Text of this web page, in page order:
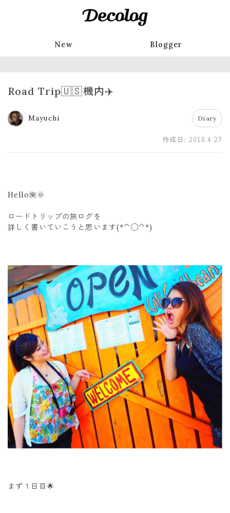
New Blogger
Road Trip🇺🇸機内✈️
Mayuchi Diary
作成日: 2016.4.27
Hello🌺🌞
ロードトリップの旅ログを
詳しく書いていこうと思います(*^◯^*)
まず１日目🌟